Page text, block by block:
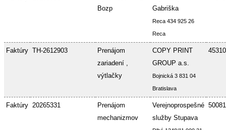
Bozp
Gabriška
Reca 434 925 26
Reca
Faktúry TH-2612903
Prenájom
zariadení ,
výtlačky
COPY PRINT
GROUP a.s.
Bojnická 3 831 04
Bratislava
Faktúry 20265331
Prenájom
mechanizmov
Verejnoprospešné
služby Stupava